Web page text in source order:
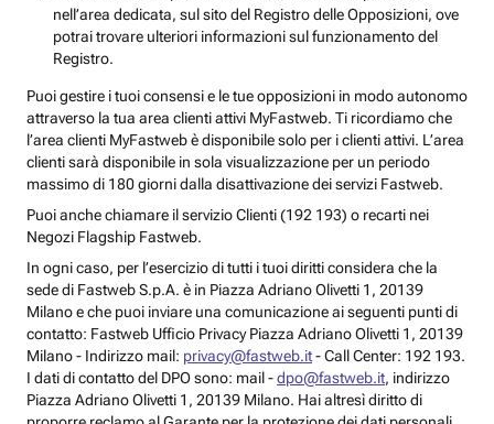
nell’area dedicata, sul sito del Registro delle Opposizioni, ove
potrai trovare ulteriori informazioni sul funzionamento del
Registro.
Puoi gestire i tuoi consensi e le tue opposizioni in modo autonomo
attraverso la tua area clienti attivi MyFastweb. Ti ricordiamo che
l’area clienti MyFastweb è disponibile solo per i clienti attivi. L’area
clienti sarà disponibile in sola visualizzazione per un periodo
massimo di 180 giorni dalla disattivazione dei servizi Fastweb.
Puoi anche chiamare il servizio Clienti (192 193) o recarti nei
Negozi Flagship Fastweb.
In ogni caso, per l’esercizio di tutti i tuoi diritti considera che la
sede di Fastweb S.p.A. è in Piazza Adriano Olivetti 1, 20139
Milano e che puoi inviare una comunicazione ai seguenti punti di
contatto: Fastweb Ufficio Privacy Piazza Adriano Olivetti 1, 20139
Milano - Indirizzo mail: privacy@fastweb.it- Call Center: 192 193.
I dati di contatto del DPO sono: mail -dpo@fastweb.it, indirizzo
Piazza Adriano Olivetti 1, 20139 Milano. Hai altresì diritto di